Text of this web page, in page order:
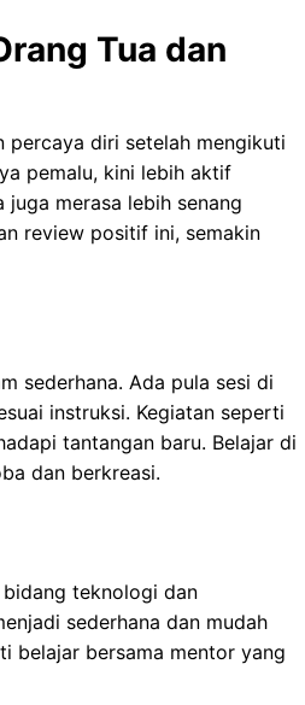
Tua dan
percaya diri setelah mengikuti
pemalu, kini lebih aktif
merasa lebih senang
review positif ini, semakin
sederhana. Ada pula sesi di
instruksi. Kegiatan seperti
tantangan baru. Belajar di
dan berkreasi.
teknologi dan
sederhana dan mudah
belajar bersama mentor yang